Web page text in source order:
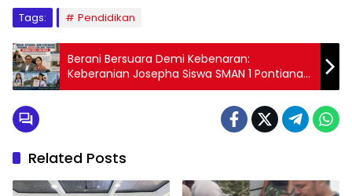
Tags: Pendidikan
Berani Bersuara Demi Kebenaran:
Keberanian Josepha Siswa SMAN 1 Pontianak
Berbuah Hasil Luar Biasa
Related Posts